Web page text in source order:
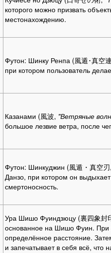
которого можно призвать
местонахождению.
Футон: Шинку Ренпа (風遁･真空
при котором пользователь
Казанами (風波, "Ветряные
большое лезвие ветра, после
Футон: Шинкуджин (風遁・真空刃,
Данзо, при котором он
смертоносность.
Ура Шишо Фуиндзюцу (裏四象封
основанное на Шишо Фуин. При
определённое расстояние.
и запечатывает в себя всё, что